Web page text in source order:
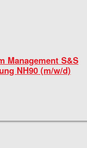
Management S&S
NH90 (m/w/d)